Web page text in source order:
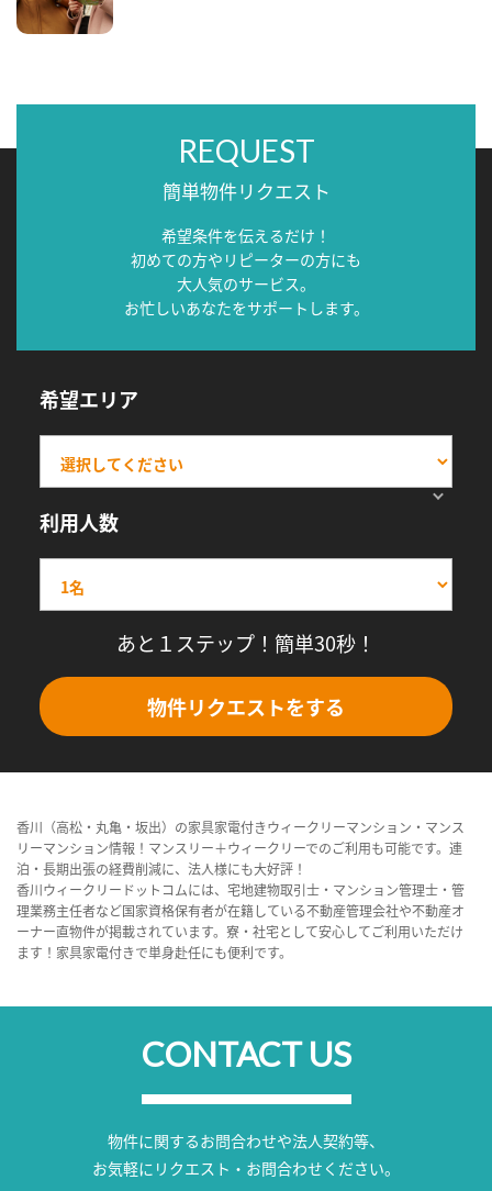
REQUEST
簡単物件リクエスト
希望条件を伝えるだけ！
初めての方やリピーターの方にも
大人気のサービス。
お忙しいあなたをサポートします。
希望エリア
利用人数
あと１ステップ！簡単30秒！
物件リクエストをする
香川（高松・丸亀・坂出）の家具家電付きウィークリーマンション・マンス
リーマンション情報！マンスリー＋ウィークリーでのご利用も可能です。連
泊・長期出張の経費削減に、法人様にも大好評！
香川ウィークリードットコムには、宅地建物取引士・マンション管理士・管
理業務主任者など国家資格保有者が在籍している不動産管理会社や不動産オ
ーナー直物件が掲載されています。寮・社宅として安心してご利用いただけ
ます！家具家電付きで単身赴任にも便利です。
CONTACT US
物件に関するお問合わせや法人契約等、
お気軽にリクエスト・お問合わせください。